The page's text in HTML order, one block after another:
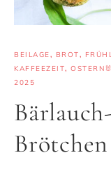
BEILAGE, BROT,
KAFFEEZEIT, OSTERN🐰
2025